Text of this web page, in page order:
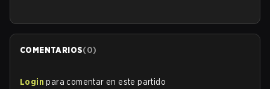
COMENTARIOS(0)
Login para comentar en este partido